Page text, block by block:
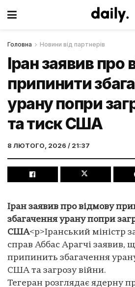
Головна Новини від партнерів
Іран заявив про
припинити
урану попри
та тиск США
8 ЛЮТОГО, 2026 / 21:37
Іран заявив про відмову
збагачення урану попри
США<p>Іранський міністр
справ Аббас Арагчі заявив,
припинить збагачення
США та загрозу війни.
Тегеран розглядає ядерну